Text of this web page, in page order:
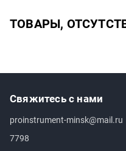
ТОВАРЫ,
Свяжитесь с нами
proinstrument-minsk@mail.ru
7798